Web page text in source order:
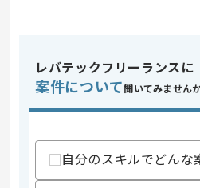
スキル
求めるス
・下記
-作業分
-AI また
-AXの
レバテックフリーランスに
案件について 聞いてみません
自分のスキルでどんな